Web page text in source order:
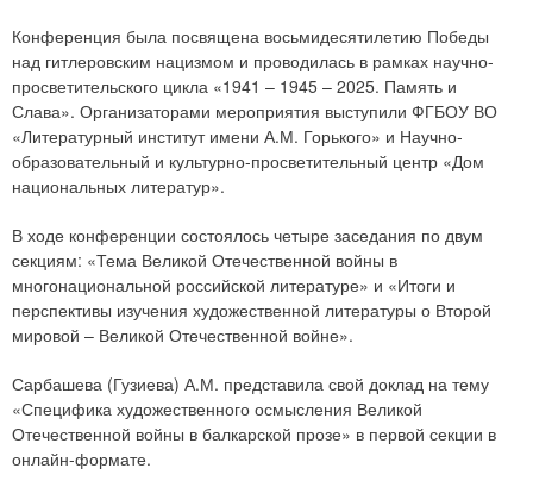
Конференция была посвящена восьмидесятилетию Победы
над гитлеровским нацизмом и проводилась в рамках научно-
просветительского цикла «1941 – 1945 – 2025. Память и
Слава». Организаторами мероприятия выступили ФГБОУ ВО
«Литературный институт имени А.М. Горького» и Научно-
образовательный и культурно-просветительный центр «Дом
национальных литератур».
В ходе конференции состоялось четыре заседания по двум
секциям: «Тема Великой Отечественной войны в
многонациональной российской литературе» и «Итоги и
перспективы изучения художественной литературы о Второй
мировой – Великой Отечественной войне».
Сарбашева (Гузиева) А.М. представила свой доклад на тему
«Специфика художественного осмысления Великой
Отечественной войны в балкарской прозе» в первой секции в
онлайн-формате.